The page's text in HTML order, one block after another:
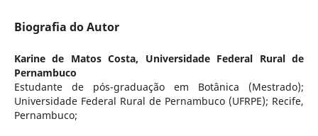
Biografia do Autor
Karine de Matos Costa, Universidade Federal Rural de
Pernambuco
Estudante de pós-graduação em Botânica (Mestrado);
Universidade Federal Rural de Pernambuco (UFRPE); Recife,
Pernambuco;